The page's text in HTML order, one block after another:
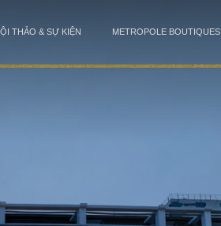
THẢO & SỰ KIỆN METROPOLE BOUTIQUES